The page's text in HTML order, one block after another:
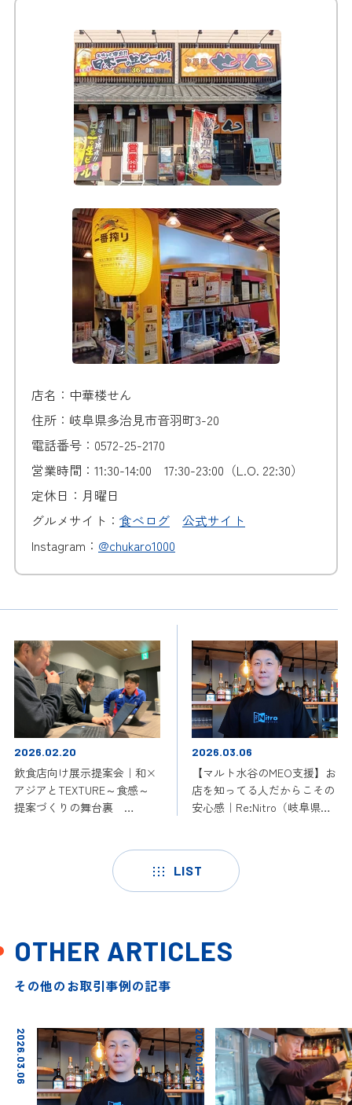
店名：中華楼せん
住所：岐阜県多治見市音羽町3-20
電話番号：0572-25-2170
営業時間：11:30-14:00 17:30-23:00（L.O. 22:30）
定休日：月曜日
グルメサイト： 食べログ
公式サイト
Instagram： @chukaro1000
2026.02.20
飲食店向け展示提案会｜和×
アジアとTEXTURE～食感～
提案づくりの舞台裏
LIST
2026.03.06
【マルト水谷のMEO支援】お
店を知ってる人だからこその
安心感｜Re:Nitro（岐阜県美
OTHER ARTICLES
その他のお取引事例の記事
2026.03.06 2026.01.23